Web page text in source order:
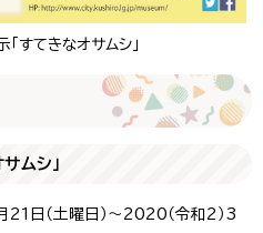
すてきなオサムシ」
ムシ」
日（土曜日）～2020（令和2）3